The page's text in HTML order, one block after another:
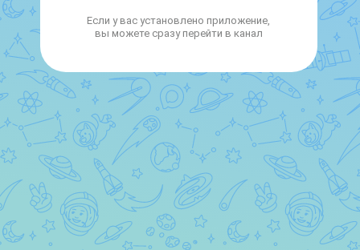
Если у вас установлено приложение,
вы можете сразу перейти в канал